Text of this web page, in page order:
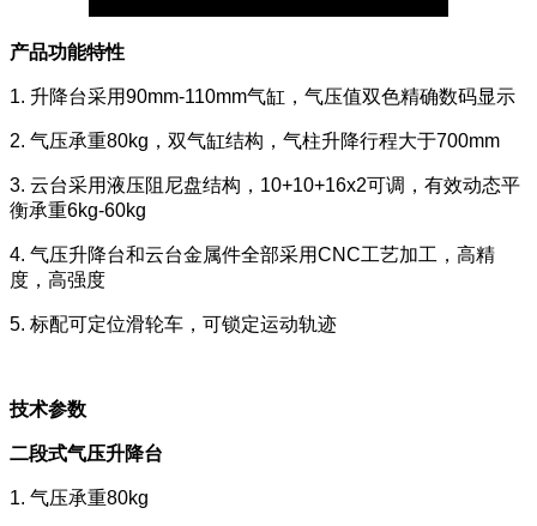
产品功能特性
1. 升降台采用90mm-110mm气缸，气压值双色精确数码显示
2. 气压承重80kg，双气缸结构，气柱升降行程大于700mm
3. 云台采用液压阻尼盘结构，10+10+16x2可调，有效动态平
衡承重6kg-60kg
4. 气压升降台和云台金属件全部采用CNC工艺加工，高精
度，高强度
5. 标配可定位滑轮车，可锁定运动轨迹
技术参数
二段式气压升降台
1. 气压承重80kg